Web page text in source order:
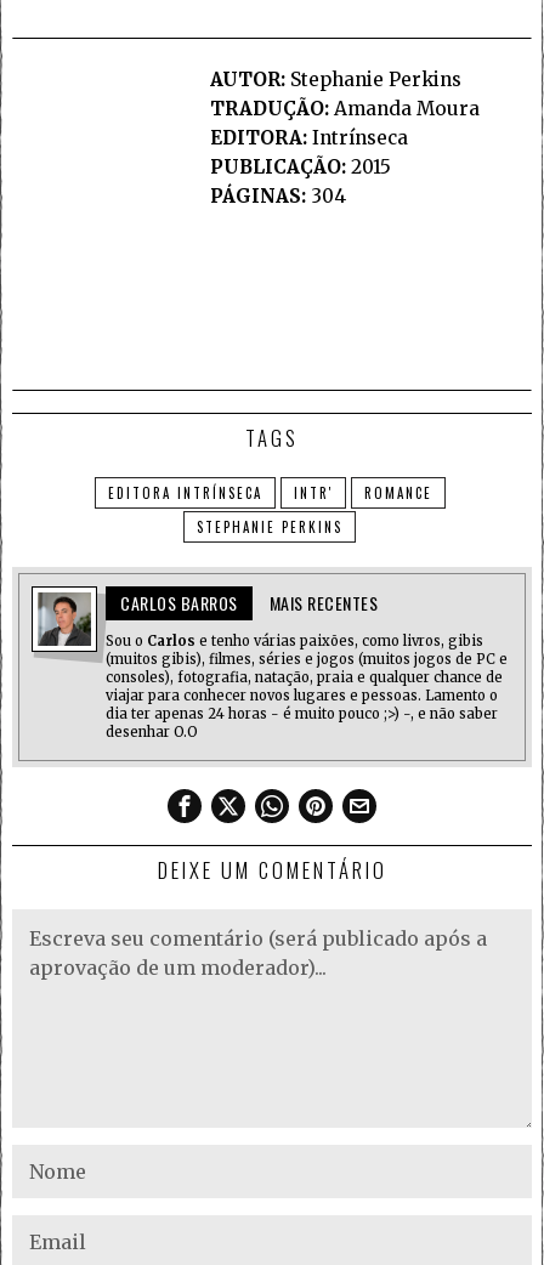
AUTOR:Stephanie Perkins
TRADUÇÃO:Amanda Moura
EDITORA:Intrínseca
PUBLICAÇÃO:2015
PÁGINAS:304
TAGS
EDITORA INTRÍNSECA INTR'
ROMANCE
STEPHANIE PERKINS
CARLOS BARROS MAIS RECENTES
Sou o Carlos e tenho várias paixões, como livros, gibis
(muitos gibis), filmes, séries e jogos (muitos jogos de PC e
consoles), fotografia, natação, praia e qualquer chance de
viajar para conhecer novos lugares e pessoas. Lamento o
dia ter apenas 24 horas - é muito pouco ;>) -, e não saber
desenhar O.O
DEIXE UM COMENTÁRIO